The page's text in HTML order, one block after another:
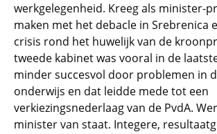
werkgelegenheid. Kreeg als minister-
maken met het debacle in Srebrenica
crisis rond het huwelijk van de
tweede kabinet was vooral in de
minder succesvol door problemen in
onderwijs en dat leidde mede tot een
verkiezingsnederlaag van de PvdA.
minister van staat. Integere,